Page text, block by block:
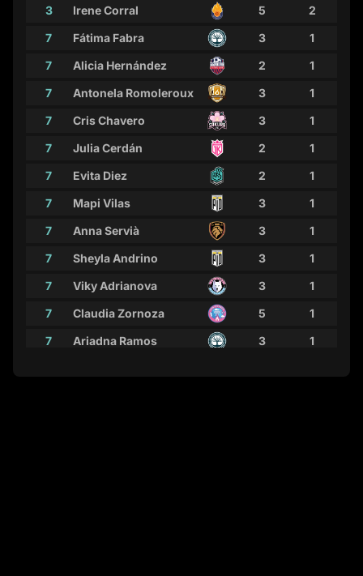
3
Irene Corral 5
2
7
Fátima Fabra 3
1
7
Alicia Hernández 2
1
7
Antonela Romoleroux 3
1
7
Cris Chavero 3
1
7
Julia Cerdán 2
1
7
Evita Diez 2
1
7
Mapi Vilas 3
1
7
Anna Servià 3
1
7
Sheyla Andrino 3
1
7
Viky Adrianova 3
1
7
Claudia Zornoza 5
1
7
Ariadna Ramos 3 1